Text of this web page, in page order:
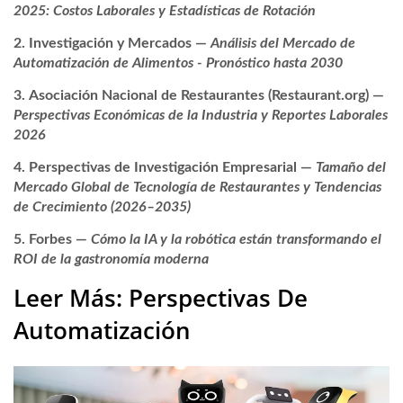
2025: Costos Laborales y Estadísticas de Rotación
Investigación y Mercados — Análisis del Mercado de
Automatización de Alimentos - Pronóstico hasta 2030
Asociación Nacional de Restaurantes (Restaurant.org) —
Perspectivas Económicas de la Industria y Reportes Laborales
2026
Perspectivas de Investigación Empresarial — Tamaño del
Mercado Global de Tecnología de Restaurantes y Tendencias
de Crecimiento (2026–2035)
Forbes — Cómo la IA y la robótica están transformando el
ROI de la gastronomía moderna
Leer Más: Perspectivas De
Automatización